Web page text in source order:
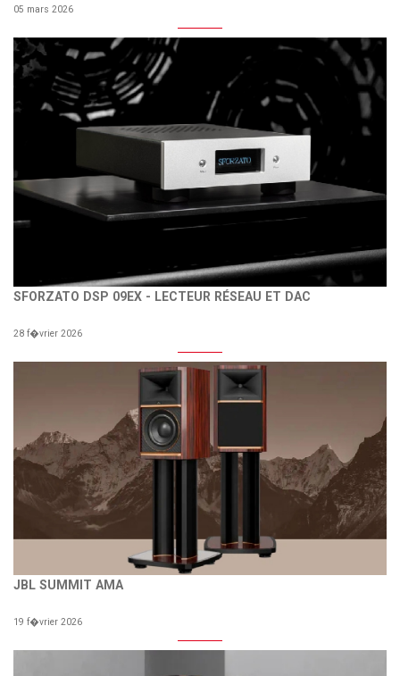
05 mars 2026
SFORZATO DSP 09EX - LECTEUR RÉSEAU ET DAC
28 f�vrier 2026
JBL SUMMIT AMA
19 f�vrier 2026